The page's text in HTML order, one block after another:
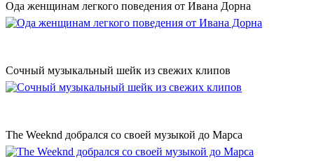
Ода женщинам легкого поведения от Ивана Дорна
Сочный музыкальный шейк из свежих клипов
The Weeknd добрался со своей музыкой до Марса